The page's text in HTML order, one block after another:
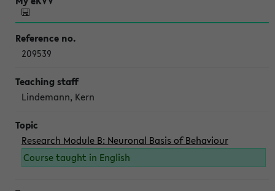
209539
Lindemann, Kern
Research Module B: Neuronal Basis of Behaviour
Course taught in English